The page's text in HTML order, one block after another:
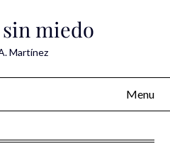
miedo
Martínez
Menu